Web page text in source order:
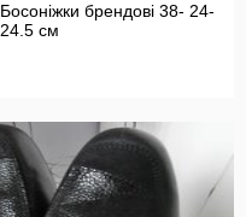
Босоніжки брендові 38- 24-
24.5 см